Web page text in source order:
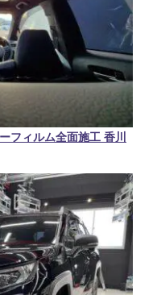
フィルム全面施工 香川